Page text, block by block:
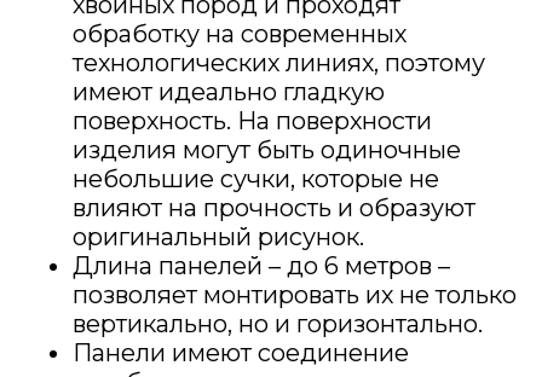
обработку на современных
технологических линиях, поэтому
имеют идеально гладкую
поверхность. На поверхности
изделия могут быть одиночные
небольшие сучки, которые не
влияют на прочность и образуют
оригинальный рисунок.
Длина панелей – до 6 метров –
позволяет монтировать их не только
вертикально, но и горизонтально.
Панели имеют соединение